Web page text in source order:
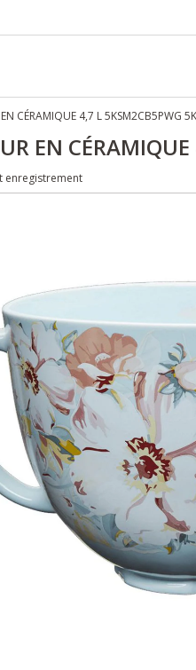
CÉRAMIQUE 4,7 L 5KSM2CB5PWG
EN
enregistrement